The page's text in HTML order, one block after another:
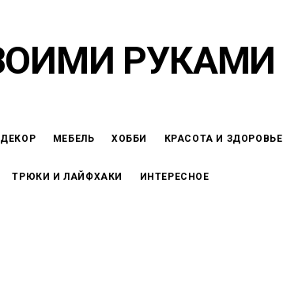
ДЕКОР МЕБЕЛЬ ХОББИ КРАСОТА И ЗДОРОВЬЕ
ТРЮКИ И ЛАЙФХАКИ ИНТЕРЕСНОЕ